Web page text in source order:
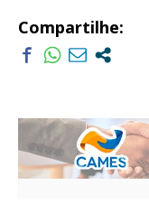
Compartilhe: